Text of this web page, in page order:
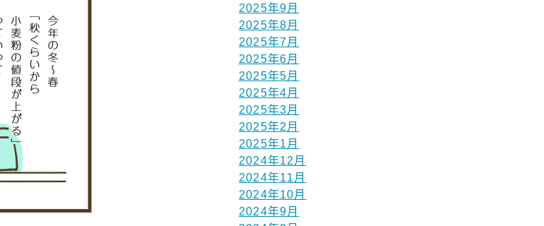
2025年9月
2025年8月
2025年7月
2025年6月
2025年5月
2025年4月
2025年3月
2025年2月
2025年1月
2024年12月
2024年11月
2024年10月
2024年9月